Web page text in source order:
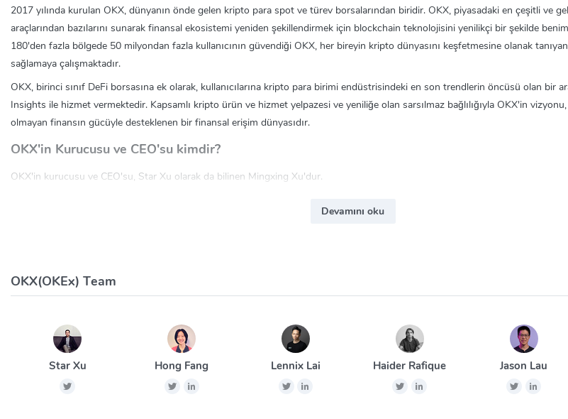
2017 yılında kurulan OKX, dünyanın önde gelen kripto para spot ve türev borsalarından biridir. OKX, piyasadaki en çeşitli ve
araçlarından bazılarını sunarak finansal ekosistemi yeniden şekillendirmek için blockchain teknolojisini yenilikçi bir şekilde
180'den fazla bölgede 50 milyondan fazla kullanıcının güvendiği OKX, her bireyin kripto dünyasını keşfetmesine olanak
sağlamaya çalışmaktadır.
OKX, birinci sınıf DeFi borsasına ek olarak, kullanıcılarına kripto para birimi endüstrisindeki en son trendlerin öncüsü olan bir
Insights ile hizmet vermektedir. Kapsamlı kripto ürün ve hizmet yelpazesi ve yeniliğe olan sarsılmaz bağlılığıyla OKX'in
olmayan finansın gücüyle desteklenen bir finansal erişim dünyasıdır.
OKX'in Kurucusu ve CEO'su kimdir?
OKX'in kurucusu ve CEO'su, Star Xu olarak da bilinen Mingxing Xu'dur.
oluşturmak için blockchain'i kullanıyor. Kripto para birimi ticaretini ve yatırımını herkes için erişilebilir kılmak için kullanıcı
OKX, web ve mobil uygulamalar aracılığıyla kripto para birimi işlemleri için güvenli, güvenilir ve istikrarlı bir ortam sağlar.
OKX'in üstün güvenliği, temel özel anahtar şifreleme algoritması ve soğuk cüzdan teknolojisi üzerine kurulmuştur. Ekip, 2
güvenlik ayarları ve para çekme işlemleri için cep telefonu doğrulama kodu ve e-posta doğrulama kodu gibi özellikleri
teknolojisine sahiptir.
Her ne kadar kripto para borsaları tarafından güvenlik önlemleri uygulanmış olsa da kullanıcıların fonlarının güvenliğini tam
Devamını oku
OKX(OKEx) Team
Star Xu Hong Fang Lennix Lai Haider Rafique Jason Lau